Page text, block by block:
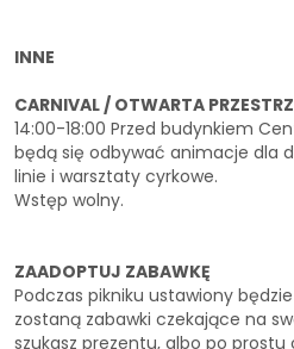
INNE
CARNIVAL / OTWARTA
14:00-18:00 Przed budynkiem
będą się odbywać animacje dla
linie i warsztaty cyrkowe.
Wstęp wolny.
ZAADOPTUJ ZABAWKĘ
Podczas pikniku ustawiony
zostaną zabawki czekające na
szukasz prezentu, albo po